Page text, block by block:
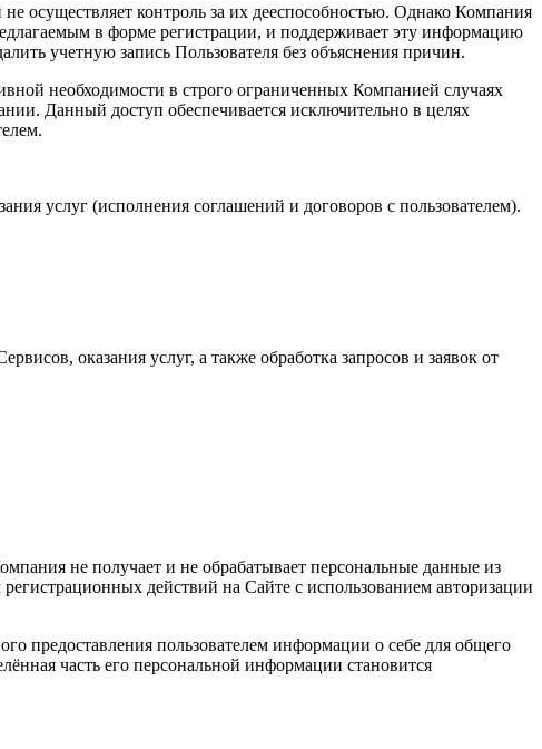
осуществляет контроль за их дееспособностью. Однако Компания
в форме регистрации, и поддерживает эту информацию
учетную запись Пользователя без объяснения причин.
необходимости в строго ограниченных Компанией случаях
Данный доступ обеспечивается исключительно в целях
услуг (исполнения соглашений и договоров с пользователем).
оказания услуг, а также обработка запросов и заявок от
не получает и не обрабатывает персональные данные из
действий на Сайте с использованием авторизации
предоставления пользователем информации о себе для общего
часть его персональной информации становится